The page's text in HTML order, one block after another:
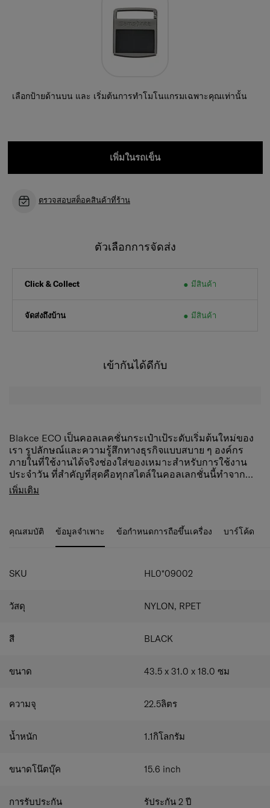
เลือกป้ายด้านบน และ เริ่มต้นการทำโมโนแกรมเฉพาะคุณเท่านั้น
เพิ่มในรถเข็น
ตรวจสอบสต็อคสินค้าที่ร้าน
ตัวเลือกการจัดส่ง
Click & Collect มีสินค้า
จัดส่งถึงบ้าน มีสินค้า
เข้ากันได้ดีกับ
Blakce ECO เป็นคอลเลคชั่นกระเป๋าเป้ระดับเริ่มต้นใหม่ของ
เรา รูปลักษณ์และความรู้สึกทางธุรกิจแบบสบาย ๆ องค์กร
ภายในที่ใช้งานได้จริงช่องใส่ของเหมาะสำหรับการใช้งาน
ประจำวัน ที่สำคัญที่สุดคือทุกสไตล์ในคอลเลกชั่นนี้ทำจาก
RPET 100% พร้อมกับผลงานมาตรฐานระดับสูงของ
Samsonite
รายละเอียดสินค้า
- ช่องกระเป๋าหลัก 2 ช่องใหญ่แบ่งแยกเป็นสัดส่วน
- ระบบหลัง: สัมผัสร่างกายกลับ, เบาะ, เบาะระบายอากาศ,
- สายไหล่ระบายอาศได้ดี ด้วยการออกแบบตามหลักสรีระ
สึกหรอ ป้องกันของด้านใน
เวลานานๆ
- ช่องเบาะสำหรับแท็บเล็ต / iPad 10.9 นิ้ว
- ช่องกระเป่าด้านหน้าสำหรับใส่ปากกา
- ช่องใส่เอกสารช่องเสียบการ์ด
- วัสดุ: ไนลอน 100% RPET
- ขนาด: ประมาณ. 43.5 x 31.0 x 18.0 ซม.
- ความจุ: 22.5 ลิตร
เพิ่มเติม
คุณสมบัติ ข้อมูลจำเพาะ ข้อกำหนดการถือขึ้นเครื่อง บาร์โค้ด
SKU HL0*09002
วัสดุ NYLON, RPET
สี BLACK
ขนาด 43.5 x 31.0 x 18.0 ซม
ความจุ 22.5ลิตร
น้ำหนัก 1.1กิโลกรัม
ขนาดโน๊ตบุ๊ค 15.6 inch
การรับประกัน รัประกัน 2 ปี